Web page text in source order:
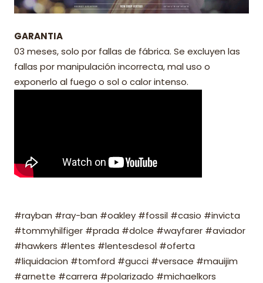
GARANTIA
03 meses, solo por fallas de fábrica. Se excluyen las
fallas por manipulación incorrecta, mal uso o
exponerlo al fuego o sol o calor intenso.
#rayban #ray-ban #oakley #fossil #casio #invicta
#tommyhilfiger #prada #dolce #wayfarer #aviador
#hawkers #lentes #lentesdesol #oferta
#liquidacion #tomford #gucci #versace #mauijim
#arnette #carrera #polarizado #michaelkors